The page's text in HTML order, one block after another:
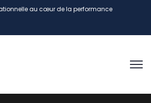
au cœur de la performance